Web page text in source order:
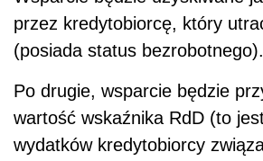
przez kredytobiorcę, który
(posiada status bezrobotnego).
Po drugie, wsparcie będzie
wartość wskaźnika RdD (to
wydatków kredytobiorcy